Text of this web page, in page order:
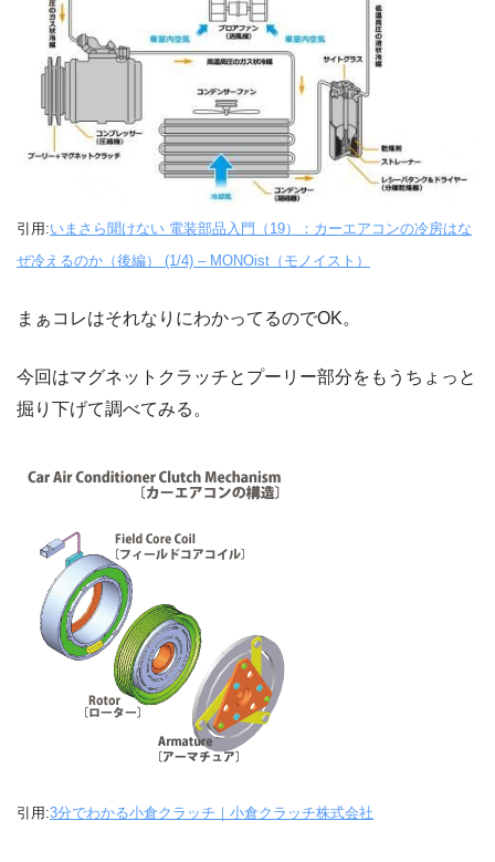
引用:いまさら聞けない 電装部品入門（19）：カーエアコンの冷房はな
ぜ冷えるのか（後編） (1/4) – MONOist（モノイスト）
まぁコレはそれなりにわかってるのでOK。
今回はマグネットクラッチとプーリー部分をもうちょっと
掘り下げて調べてみる。
引用:3分でわかる小倉クラッチ｜小倉クラッチ株式会社